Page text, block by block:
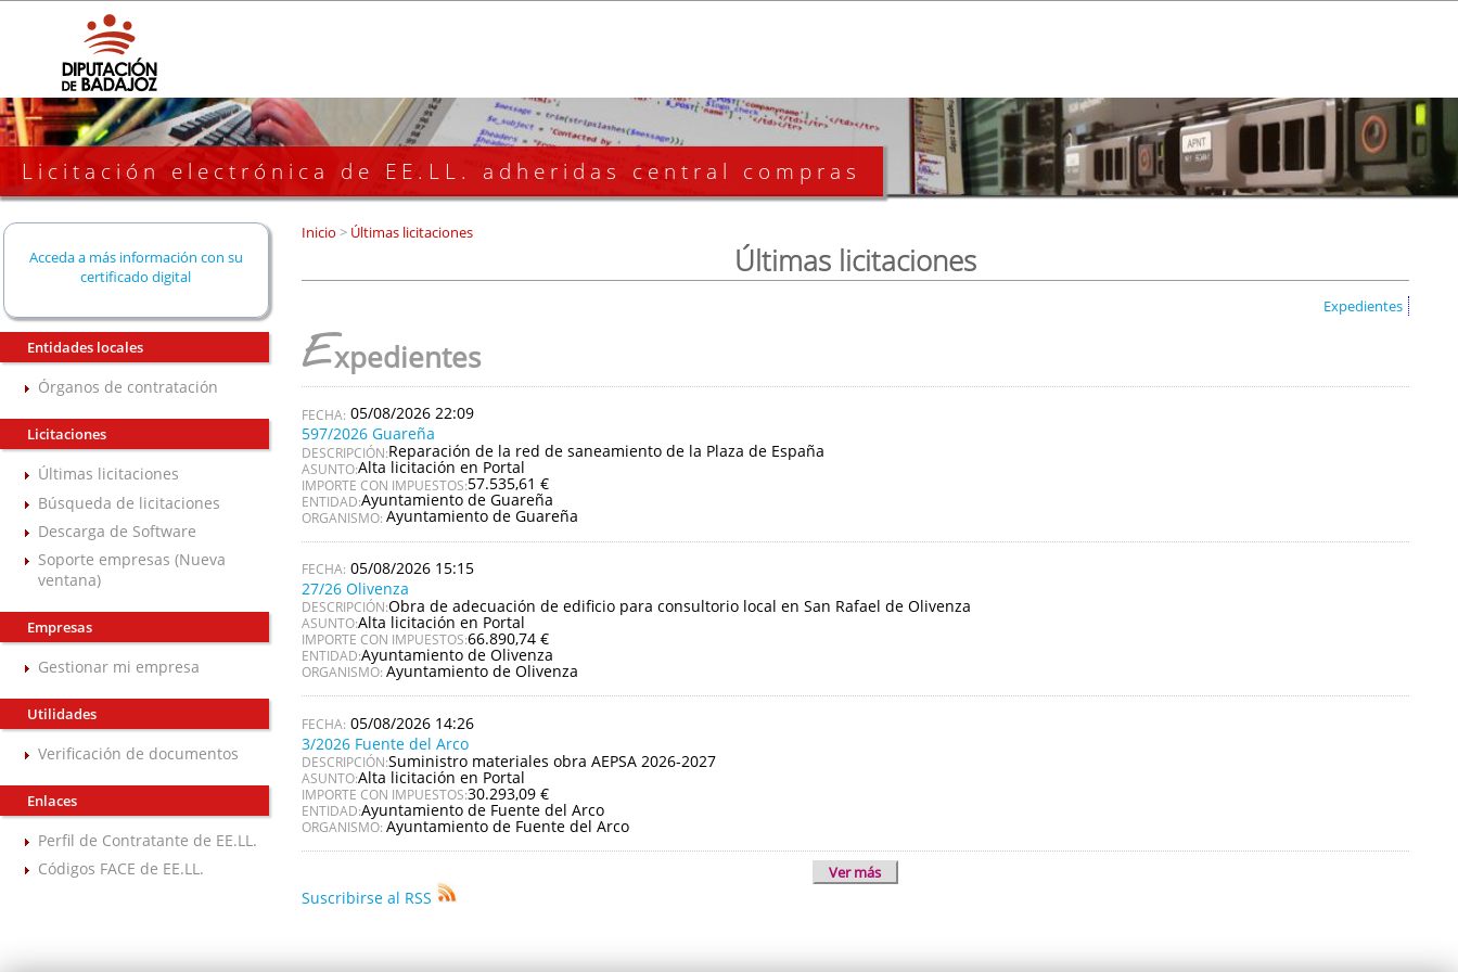
Licitación electrónica de EE.LL. adheridas central compras
Acceda a más información con su
certificado digital
Entidades locales
Órganos de contratación
Licitaciones
Últimas licitaciones
Búsqueda de licitaciones
Descarga de Software
Soporte empresas (Nueva
ventana)
Empresas
Gestionar mi empresa
Utilidades
Verificación de documentos
Enlaces
Perfil de Contratante de EE.LL.
Códigos FACE de EE.LL.
Inicio >Últimas licitaciones
Últimas licitaciones
Expedientes
Expedientes
05/08/2026 22:09
597/2026 Guareña
DESCRIPCIÓN:Reparación de la red de saneamiento de la Plaza de España
ASUNTO:Alta licitación en Portal
IMPORTE CON IMPUESTOS:57.535,61 €
ENTIDAD:Ayuntamiento de Guareña
ORGANISMO: Ayuntamiento de Guareña
05/08/2026 15:15
27/26 Olivenza
DESCRIPCIÓN:Obra de adecuación de edificio para consultorio local en San Rafael de Olivenza
ASUNTO:Alta licitación en Portal
IMPORTE CON IMPUESTOS:66.890,74 €
ENTIDAD:Ayuntamiento de Olivenza
ORGANISMO: Ayuntamiento de Olivenza
05/08/2026 14:26
3/2026 Fuente del Arco
DESCRIPCIÓN:Suministro materiales obra AEPSA 2026-2027
ASUNTO:Alta licitación en Portal
IMPORTE CON IMPUESTOS:30.293,09 €
ENTIDAD:Ayuntamiento de Fuente del Arco
ORGANISMO: Ayuntamiento de Fuente del Arco
Ver más
Suscribirse al RSS